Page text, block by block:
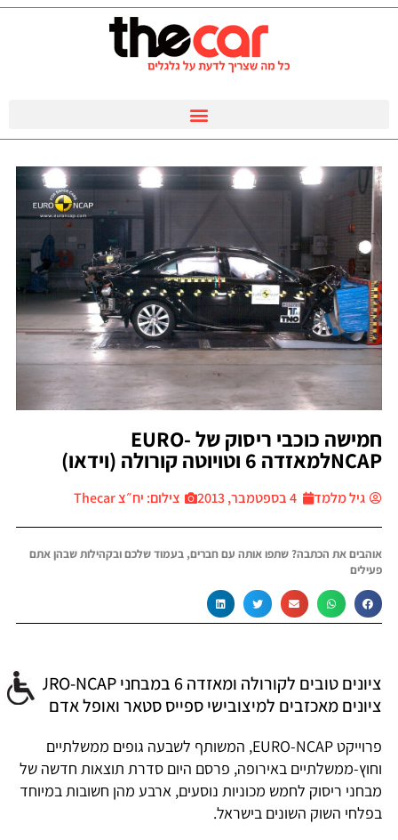
חמישה כוכבי ריסוק של EURO-
NCAPלמאזדה 6 וטויוטה קורולה (וידאו)
גיל מלמד 4 בספטמבר, 2013 צילום: יח״צ Thecar
אוהבים את הכתבה? שתפו אותה עם חברים, בעמוד שלכם ובקהילות שבהן אתם
פעילים
ציונים טובים לקורולה ומאזדה 6 במבחני EURO-NCAP,
ציונים מאכזבים למיצובישי ספייס סטאר ואופל אדם
פרוייקט EURO-NCAP, המשותף לשבעה גופים ממשלתיים
וחוץ-ממשלתיים באירופה, פרסם היום סדרת תוצאות חדשה של
מבחני ריסוק לחמש מכוניות נוסעים, ארבע מהן חשובות במיוחד
בפלחי השוק השונים בישראל.